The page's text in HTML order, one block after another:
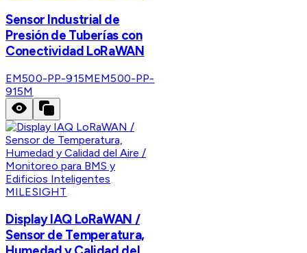
Sensor Industrial de
Presión de Tuberías con
Conectividad LoRaWAN
EM500-PP-915MEM500-PP-
915M
MILESIGHT
Display IAQ LoRaWAN /
Sensor de Temperatura,